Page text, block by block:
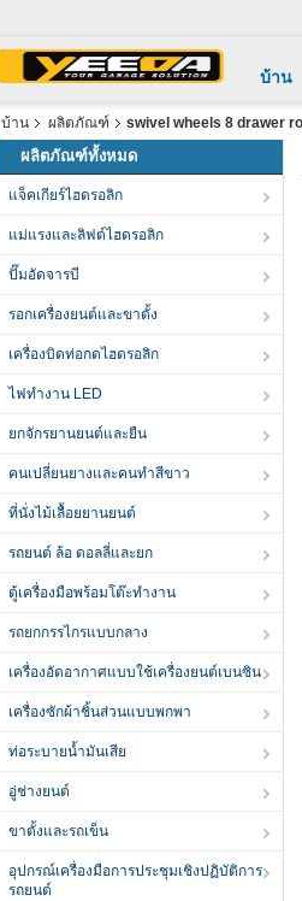
บ้าน
บ้าน ผลิตภัณฑ์ swivel wheels 8 drawer
ผลิตภัณฑ์ทั้งหมด
แจ็คเกียร์ไฮดรอลิก
แม่แรงและลิฟต์ไฮดรอลิก
ปั๊มอัดจารบี
รอกเครื่องยนต์และขาตั้ง
เครื่องบิดท่อกดไฮดรอลิก
ไฟทำงาน LED
ยกจักรยานยนต์และยืน
คนเปลี่ยนยางและคนทําสีขาว
ที่นั่งไม้เลื้อยยานยนต์
รถยนต์ ล้อ ดอลลี่และยก
ตู้เครื่องมือพร้อมโต๊ะทำงาน
รถยกกรรไกรแบบกลาง
เครื่องอัดอากาศแบบใช้เครื่องยนต์เบนซิน
เครื่องซักผ้าชิ้นส่วนแบบพกพา
ท่อระบายน้ำมันเสีย
อู่ช่างยนต์
ขาตั้งและรถเข็น
อุปกรณ์เครื่องมือการประชุมเชิงปฏิบัติการ
รถยนต์